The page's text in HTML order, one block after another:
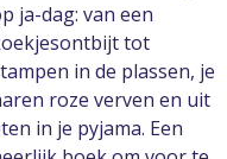
ja-dag: van een
tot
in de plassen, je
roze verven en uit
in je pyjama. Een